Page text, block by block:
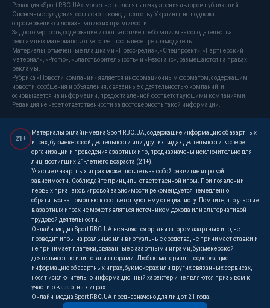
Редакция «Sport RBC.UA» может не разделять точку зрения авторов публикаций.
Оценочные суждения, согласно законодательству Украины, не подлежат
опровержению и доказыванию их правдивости.
За достоверность, содержание и соответствие требованиям законодательства
рекламных материалов ответственность несет рекламодатель.
Материалы, отмеченные плашками «Пресс-релиз», «Спецпроект», «Партнерский
материал», «Promo», «Благотворительность» и «Резонанс», размещаются на правах
рекламы.
Рубрика «Новости компании» является информационным форматом, содержащим
новости, сообщения и объявления, связанные с деятельностью компаний, и
основывается на информации, предоставленной соответствующими компаниями.
Редакция не несет ответственности за достоверность такой информации.
21+
Материалы онлайн-медиа Sport RBC.UA, содержащие информацию об азартных
играх, букмекерской деятельности или других видах деятельности в сфере
организации и проведения азартных игр, предназначены исключительно для
лиц, достигших 21-летнего возраста (21+).
Участие в азартных играх может повлечь за собой развитие игровой
зависимости. Соблюдайте принципы ответственной игры. При появлении
первых признаков игровой зависимости рекомендуется немедленно
обратиться за помощью к соответствующему специалисту. Помните, что участие
в азартных играх не может являться источником дохода или альтернативой
трудовой деятельности.
Онлайн-медиа Sport RBC.UA не является организатором азартных игр, не
проводит игры на реальные или виртуальные средства, не принимает ставки и
не принимает платежи, связанные с азартными играми, букмекерской
деятельностью или тотализаторами. Любые материалы, содержащие
информацию об азартных играх, букмекерах или других связанных сервисах,
носят исключительно информационный характер и не являются призывом к
участию в азартных играх.
Онлайн-медиа Sport RBC.UA предназначено для лиц от 21 года.